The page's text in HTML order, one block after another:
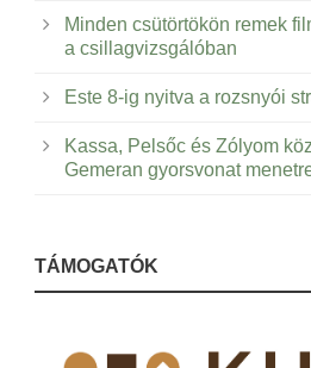
Minden csütörtökön remek
a csillagvizsgálóban
Este 8-ig nyitva a rozsnyói
Kassa, Pelsőc és Zólyom
Gemeran gyorsvonat
TÁMOGATÓK